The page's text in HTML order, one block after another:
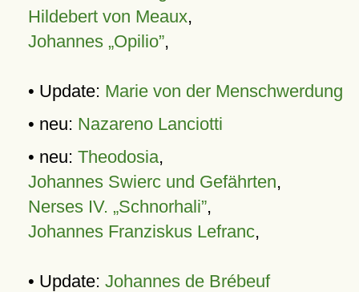
Hildebert von Meaux,
Johannes „Opilio”,
• Update: Marie von der Menschwerdung
• neu: Nazareno Lanciotti
• neu: Theodosia,
Johannes Swierc und Gefährten,
Nerses IV. „Schnorhali”,
Johannes Franziskus Lefranc,
• Update: Johannes de Brébeuf